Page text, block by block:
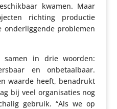
kwamen. Maar
richting productie
onder­lig­gende problemen
samen in drie woorden:
en onbe­taal­baar.
waarde heeft, benadrukt
bij veel orga­ni­sa­ties nog
gebruik. “Als we op